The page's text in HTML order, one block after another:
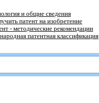
и общие сведения
патент на изобретение
- методические рекомендации
патентная классификация